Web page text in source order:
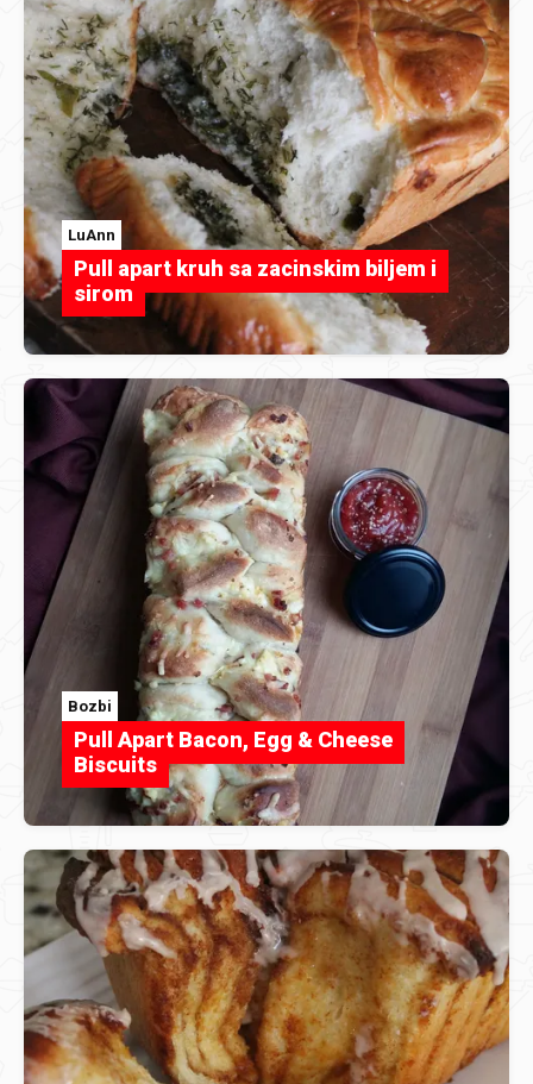
LuAnn
Pull apart kruh sa zacinskim biljem i
sirom
Bozbi
Pull Apart Bacon, Egg & Cheese
Biscuits